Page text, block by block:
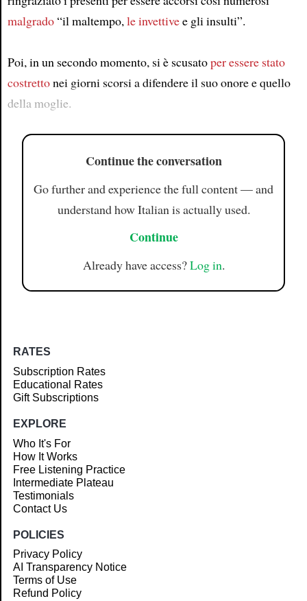
malgrado“il maltempo,le invettivee gli insulti”.
Poi, in un secondo momento, si è scusatoper essere stato
costrettonei giorni scorsi a difendere il suo onore e quello
della moglie.
Continue the conversation
Go further and experience the full content — and
understand how Italian is actually used.
Continue
Already have access?Log in.
RATES
Subscription Rates
Educational Rates
Gift Subscriptions
EXPLORE
Who It's For
How It Works
Free Listening Practice
Intermediate Plateau
Testimonials
Contact Us
POLICIES
Privacy Policy
AI Transparency Notice
Terms of Use
Refund Policy